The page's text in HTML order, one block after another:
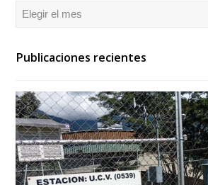
Archivos
Publicaciones recientes